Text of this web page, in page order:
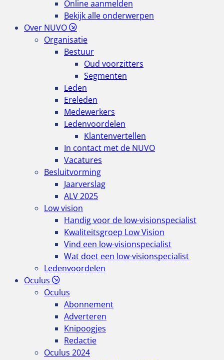
Online aanmelden
Bekijk alle onderwerpen
Over NUVO
Organisatie
Bestuur
Oud voorzitters
Segmenten
Leden
Ereleden
Medewerkers
Ledenvoordelen
Klantenvertellen
In contact met de NUVO
Vacatures
Besluitvorming
Jaarverslag
ALV 2025
Low vision
Handig voor de low-visionspecialist
Kwaliteitsgroep Low Vision
Vind een low-visionspecialist
Wat doet een low-visionspecialist
Ledenvoordelen
Oculus
Oculus
Abonnement
Adverteren
Knipoogjes
Redactie
Oculus 2024